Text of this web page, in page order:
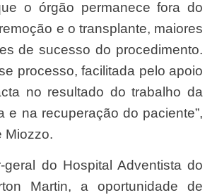
o órgão permanece fora do
e o transplante, maiores
de sucesso do procedimento.
processo, facilitada pelo apoio
no resultado do trabalho da
e na recuperação do paciente”,
Miozzo.
Martin, a oportunidade de